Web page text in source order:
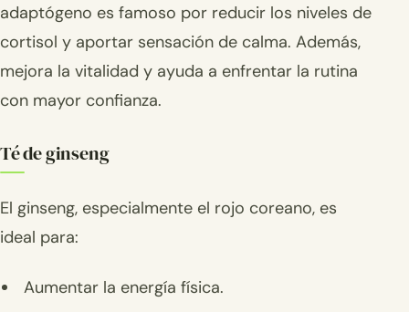
adaptógeno es famoso por reducir los niveles de
cortisol y aportar sensación de calma. Además,
mejora la vitalidad y ayuda a enfrentar la rutina
con mayor confianza.
Té de ginseng
El ginseng, especialmente el rojo coreano, es
ideal para:
Aumentar la energía física.